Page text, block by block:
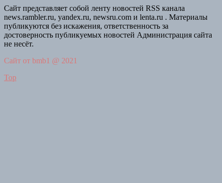
Сайт представляет собой ленту новостей RSS канала
news.rambler.ru, yandex.ru, newsru.com и lenta.ru . Материалы
публикуются без искажения, ответственность за
достоверность публикуемых новостей Администрация сайта
не несёт.
Сайт от bmb1 @ 2021
Top